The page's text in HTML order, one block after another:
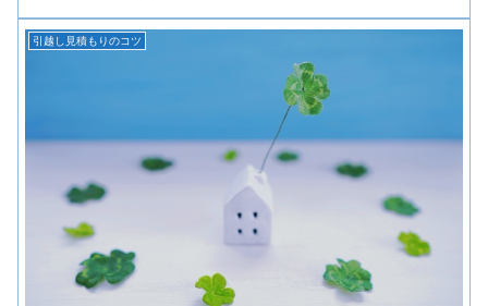
引越し見積もりのコツ